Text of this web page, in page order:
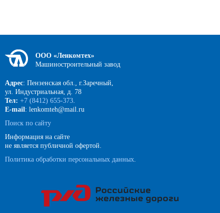
ООО «Ленкомтех»
Машиностроительный завод
Адрес: Пензенская обл., г.Заречный,
ул. Индустриальная, д. 78
Тел: +7 (8412) 655-373.
E-mail: lenkomteh@mail.ru
Поиск по сайту
Информация на сайте
не является публичной офертой.
Политика обработки персональных данных.